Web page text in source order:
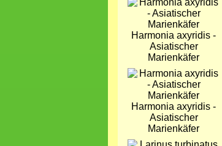
Bild
Harmonia axyridis -
Asiatischer
Marienkäfer
Bild
Harmonia axyridis -
Asiatischer
Marienkäfer